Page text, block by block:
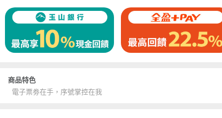
商品特色
電子票劵在手，序號掌控在我